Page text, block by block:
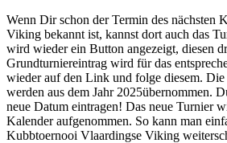
Wenn Dir schon der Termin des nächsten
Viking bekannt ist, kannst dort auch das
wird wieder ein Button angezeigt, diesen
Grundturniereintrag wird für das
wieder auf den Link und folge diesem.
werden aus dem Jahr 2025übernommen.
neue Datum eintragen! Das neue Turnier
Kalender aufgenommen. So kann man
Kubbtoernooi Vlaardingse Viking